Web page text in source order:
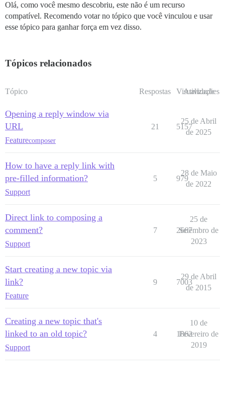
Olá, como você mesmo descobriu, este não é um recurso
compatível. Recomendo votar no tópico que você vinculou e usar
esse tópico para ganhar força em vez disso.
Tópicos relacionados
Tópico Respostas Visualizações
Atividade
Opening a reply window via
URL
Featurecomposer
21 5157
25 de Abril
de 2025
How to have a reply link with
pre-filled information?
Support
5 979
28 de Maio
de 2022
Direct link to composing a
comment?
Support
7 2667
25 de
Setembro de
2023
Start creating a new topic via
link?
Feature
9 7003
29 de Abril
de 2015
Creating a new topic that's
linked to an old topic?
Support
4 1862
10 de
Fevereiro de
2019